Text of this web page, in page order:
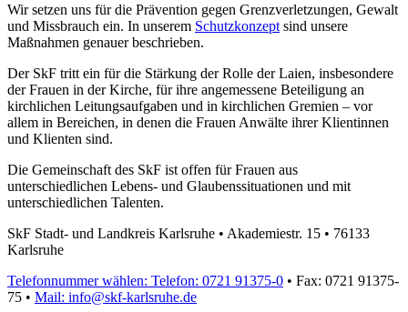
Wir setzen uns für die Prävention gegen Grenzverletzungen, Gewalt
und Missbrauch ein. In unserem Schutzkonzept sind unsere
Maßnahmen genauer beschrieben.
Der SkF tritt ein für die Stärkung der Rolle der Laien, insbesondere
der Frauen in der Kirche, für ihre angemessene Beteiligung an
kirchlichen Leitungsaufgaben und in kirchlichen Gremien – vor
allem in Bereichen, in denen die Frauen Anwälte ihrer Klientinnen
und Klienten sind.
Die Gemeinschaft des SkF ist offen für Frauen aus
unterschiedlichen Lebens- und Glaubenssituationen und mit
unterschiedlichen Talenten.
SkF Stadt- und Landkreis Karlsruhe • Akademiestr. 15 • 76133
Karlsruhe
Telefonnummer wählen: Telefon: 0721 91375-0 • Fax: 0721 91375-
75 • Mail: info@skf-karlsruhe.de